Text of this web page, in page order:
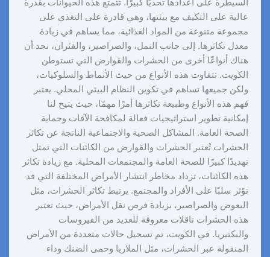
السيطرة على أعدادها تحديًا كبيرًا. تتمتع هذه الحيوانات بقدرة
عالية على التكيف مع بيئتها، وهي قادرة على التغذي على
مجموعة متنوعة من المواد الغذائية، مما يساهم في زيادة
معدل تكاثرها. إلى جانب النمل، والصراصير، والفئران، نجد أن
هناك أنواعًا أخرى من الحشرات والقوارض التي تستوطن
الكويت. تتفاوت هذه الأنواع من حيث الأنماط والسلوكيات،
ولكن جميعها تساهم في تكوين النظام البيئي المحلي. يعتبر
فهم هذه الأنواع وطبيعة تكاثرها أمرًا مهمًا، حيث يتيح لنا
إمكانية تطوير استراتيجيات فعالة لمكافحة الآفات وحماية
الصحة العامة. المشاكل الصحية والاجتماعية الناتجة عن تكاثر
الحشرات تُعتبر الحشرات والقوارض من الكائنات التي تمثل
تهديدًا كبيرًا للصحة العامة والمجتمعات المحلية. مع زيادة تكاثر
هذه الكائنات، تزداد مخاطر انتشار الأمراض المختلفة التي قد
تؤثر سلبًا على الأفراد والمجتمع. يرتبط تكاثر الحشرات، مثل
البعوض والصراصير، بزيادة فرص نقل الأمراض، حيث تعتبر
هذه الحشرات ناقلات معروفة للعديد من الفيروسات
والبكتيريا. في الكويت، تم تسجيل حالات متعددة من الأمراض
المنقولة عبر الحشرات، مثل الملاريا وحمى الضنك وداء